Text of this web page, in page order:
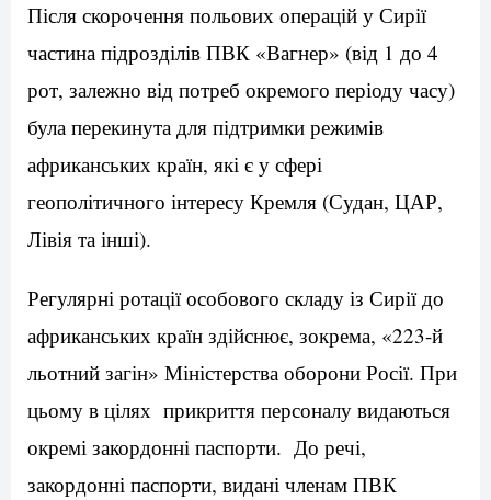
Після скорочення польових операцій у Сирії
частина підрозділів ПВК «Вагнер» (від 1 до 4
рот, залежно від потреб окремого періоду часу)
була перекинута для підтримки режимів
африканських країн, які є у сфері
геополітичного інтересу Кремля (Судан, ЦАР,
Лівія та інші).
Регулярні ротації особового складу із Сирії до
африканських країн здійснює, зокрема, «223-й
льотний загін» Міністерства оборони Росії. При
цьому в цілях прикриття персоналу видаються
окремі закордонні паспорти. До речі,
закордонні паспорти, видані членам ПВК